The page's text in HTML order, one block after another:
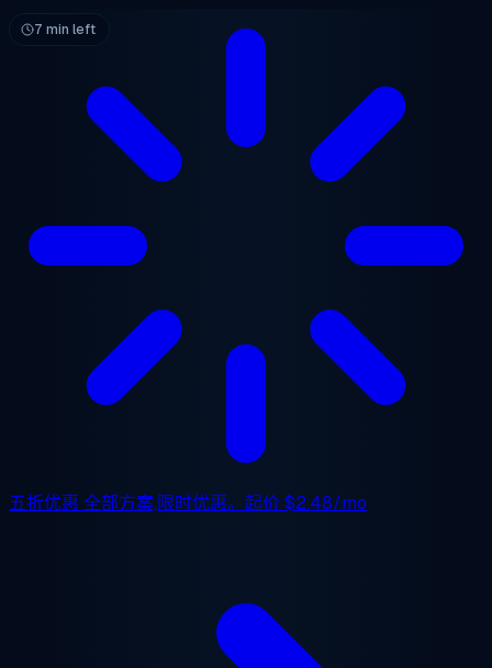
跳至主要内容
五折优惠 全部方案,限时优惠。起价$2.48/mo
7 min left